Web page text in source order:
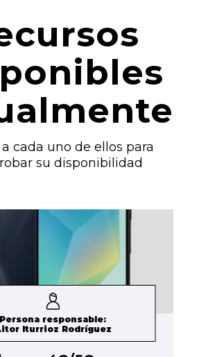
cada uno de ellos para
su disponibilidad
Persona responsable:
Iturrioz Rodríguez